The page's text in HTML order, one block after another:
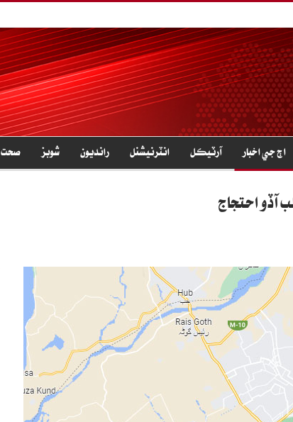
اڄ جي اخبار آرٽيڪل انٽرنيشنل رانديون شوبز صحت
احتجاج